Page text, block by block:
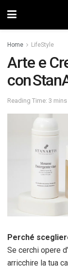
Home LifeStyle
Arte e
con
Reading Time: 3 mins
Perché
Se cerchi opere
arricchire la tua